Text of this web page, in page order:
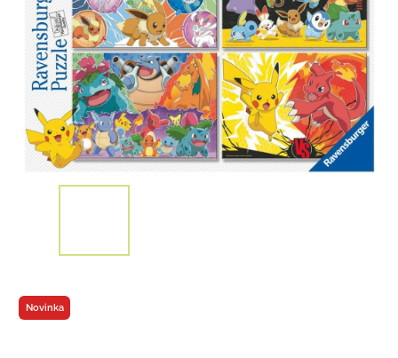
Novinka